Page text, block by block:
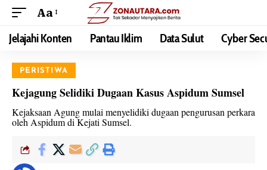
Aa
Jelajahi Konten Pantau Iklim Data Sulut Cyber
PERISTIWA
Kejagung Selidiki Dugaan Kasus Aspidum Sumsel
Kejaksaan Agung mulai menyelidiki dugaan pengurusan perkara
oleh Aspidum di Kejati Sumsel.